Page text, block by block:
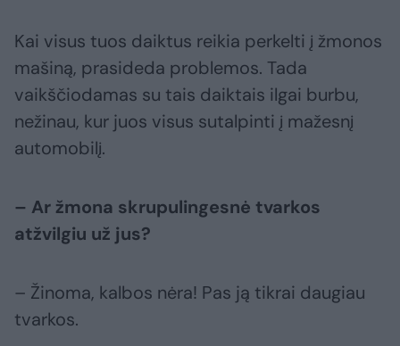
Kai visus tuos daiktus reikia perkelti į žmonos
mašiną, prasideda problemos. Tada
vaikščiodamas su tais daiktais ilgai burbu,
nežinau, kur juos visus sutalpinti į mažesnį
automobilį.
– Ar žmona skrupulingesnė tvarkos
atžvilgiu už jus?
– Žinoma, kalbos nėra! Pas ją tikrai daugiau
tvarkos.